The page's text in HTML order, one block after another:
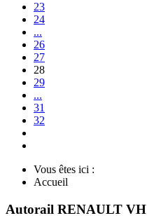
23
24
...
26
27
28
29
...
31
32
Vous êtes ici :
Accueil
Autorail RENAULT VH